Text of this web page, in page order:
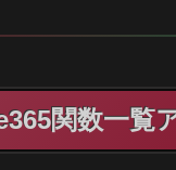
関数一覧